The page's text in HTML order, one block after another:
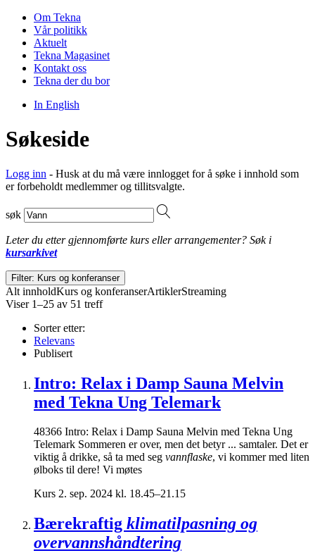
Om Tekna
Vår politikk
Aktuelt
Tekna Magasinet
Kontakt oss
Tekna der du bor
In English
Søkeside
Logg inn - Husk at du må være innlogget for å søke i innhold som
er forbeholdt medlemmer og tillitsvalgte.
søk
Leter du etter gjennomførte kurs eller arrangementer? Søk i
kursarkivet
Filter: Kurs og konferanser
Alt innholdKurs og konferanserArtiklerStreaming
Viser 1–25 av 51 treff
Sorter etter:
Relevans
Publisert
Intro: Relax i Damp Sauna Melvin
med Tekna Ung Telemark
48366 Intro: Relax i Damp Sauna Melvin med Tekna Ung
Telemark Sommeren er over, men det betyr ... samtaler. Det er
viktig å drikke, så ta med seg vannflaske, vi kommer med liten
ølboks til dere! Vi møtes
Kurs 2. sep. 2024 kl. 18.45–21.15
Bærekraftig klimatilpasning og
overvannshåndtering